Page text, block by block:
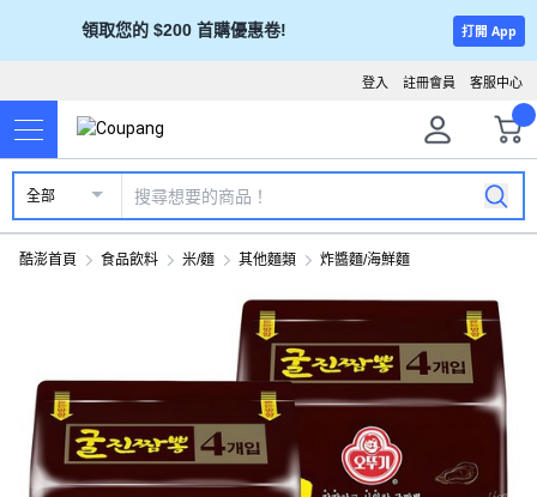
領取您的 $200 首購優惠卷! 打開 App
客服中心
註冊會員
登入
全部
酷澎首頁 食品飲料 米/麵 其他麵類 炸醬麵/海鮮麵